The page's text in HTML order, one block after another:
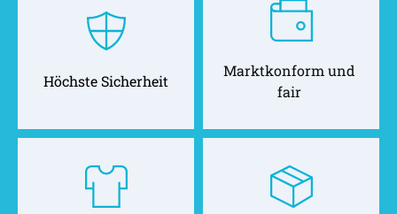
Höchste Sicherheit
Marktkonform und
fair